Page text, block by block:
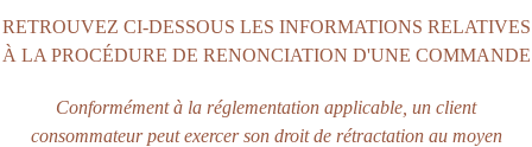
RETROUVEZ CI-DESSOUS LES INFORMATIONS RELATIVES
À LA PROCÉDURE DE RENONCIATION D'UNE COMMANDE
Conformément à la réglementation applicable, un client
consommateur peut exercer son droit de rétractation au moyen